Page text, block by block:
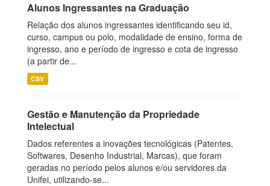
Alunos Ingressantes na Graduação
Relação dos alunos ingressantes identificando seu id,
curso, campus ou polo, modalidade de ensino, forma de
ingresso, ano e período de ingresso e cota de ingresso
(a partir de...
CSV
Gestão e Manutenção da Propriedade
Intelectual
Dados referentes a inovações tecnológicas (Patentes,
Softwares, Desenho Industrial, Marcas), que foram
geradas no período pelos alunos e/ou servidores da
Unifei, utilizando-se...